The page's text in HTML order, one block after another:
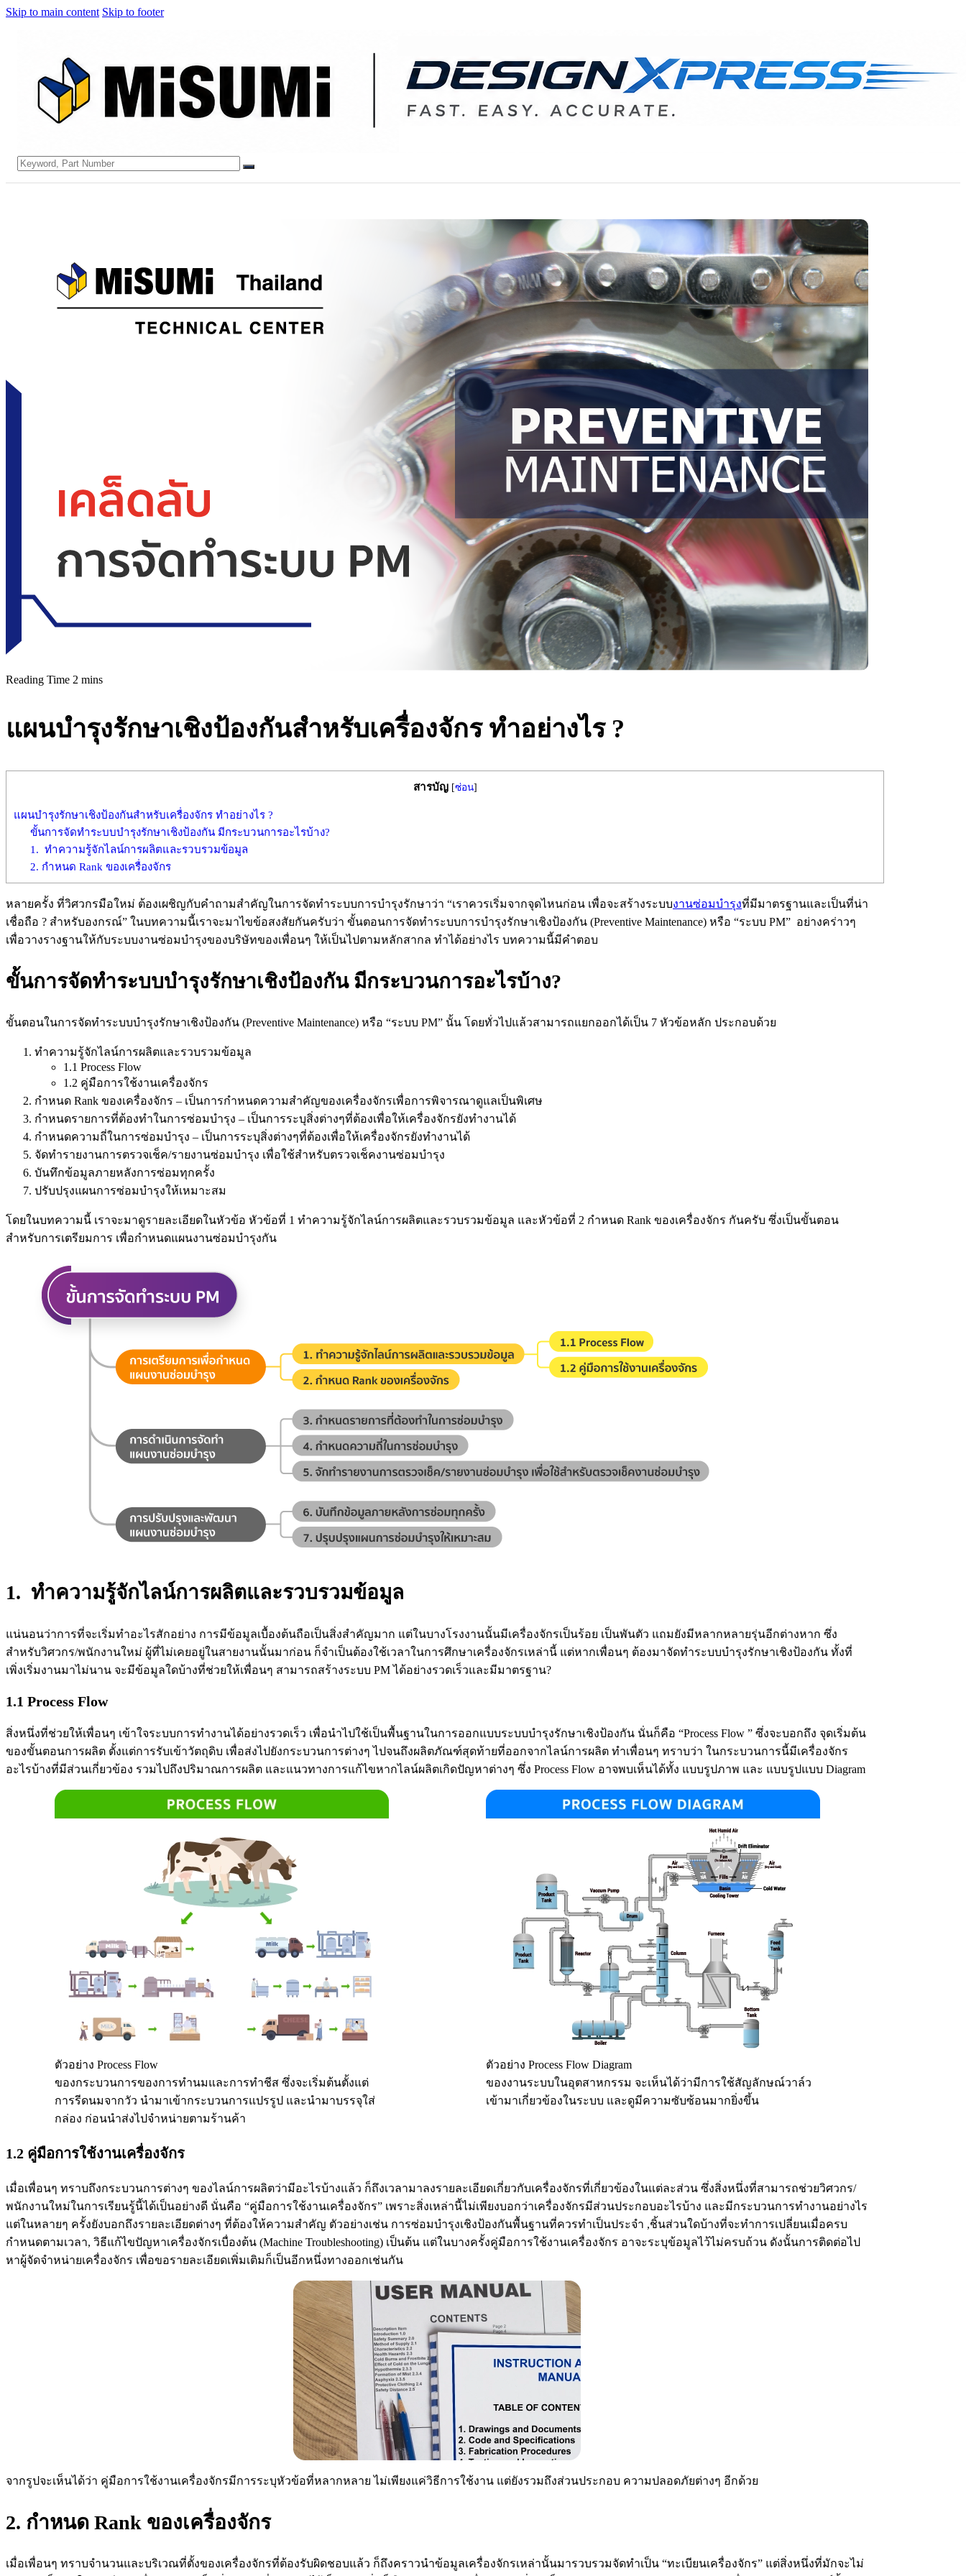
Skip to main content Skip to footer
Search
แผนบำรุงรักษาเชิงป้องกันสำหรับเครื่องจักร ทำอย่างไร ?
สารบัญ [ซ่อน]
แผนบำรุงรักษาเชิงป้องกันสำหรับเครื่องจักร ทำอย่างไร ?
ขั้นการจัดทำระบบบำรุงรักษาเชิงป้องกัน มีกระบวนการอะไรบ้าง?
1. ทำความรู้จักไลน์การผลิตและรวบรวมข้อมูล
2. กำหนด Rank ของเครื่องจักร
หลายครั้ง ที่วิศวกรมือใหม่ ต้องเผชิญกับคำถามสำคัญในการจัดทำระบบการบำรุงรักษาว่า “เราควรเริ่มจากจุดไหนก่อน เพื่อจะสร้างระบบงานซ่อมบำรุงที่มีมาตรฐานและเป็นที่น่า
เชื่อถือ ? สำหรับองกรณ์” ในบทความนี้เราจะมาไขข้อสงสัยกันครับว่า ขั้นตอนการจัดทำระบบการบำรุงรักษาเชิงป้องกัน (Preventive Maintenance) หรือ “ระบบ PM” อย่างคร่าวๆ
เพื่อวางรางฐานให้กับระบบงานซ่อมบำรุงของบริษัทของเพื่อนๆ ให้เป็นไปตามหลักสากล ทำได้อย่างไร บทความนี้มีคำตอบ
ขั้นการจัดทำระบบบำรุงรักษาเชิงป้องกัน มีกระบวนการอะไรบ้าง?
ขั้นตอนในการจัดทำระบบบำรุงรักษาเชิงป้องกัน (Preventive Maintenance) หรือ “ระบบ PM” นั้น โดยทั่วไปแล้วสามารถแยกออกได้เป็น 7 หัวข้อหลัก ประกอบด้วย
ทำความรู้จักไลน์การผลิตและรวบรวมข้อมูล
1.1 Process Flow
1.2 คู่มือการใช้งานเครื่องจักร
กำหนด Rank ของเครื่องจักร – เป็นการกำหนดความสำคัญของเครื่องจักรเพื่อการพิจารณาดูแลเป็นพิเศษ
กำหนดรายการที่ต้องทำในการซ่อมบำรุง – เป็นการระบุสิ่งต่างๆที่ต้องเพื่อให้เครื่องจักรยังทำงานได้
กำหนดความถี่ในการซ่อมบำรุง – เป็นการระบุสิ่งต่างๆที่ต้องเพื่อให้เครื่องจักรยังทำงานได้
จัดทำรายงานการตรวจเช็ค/รายงานซ่อมบำรุง เพื่อใช้สำหรับตรวจเช็คงานซ่อมบำรุง
บันทึกข้อมูลภายหลังการซ่อมทุกครั้ง
ปรับปรุงแผนการซ่อมบำรุงให้เหมาะสม
โดยในบทความนี้ เราจะมาดูรายละเอียดในหัวข้อ หัวข้อที่ 1 ทำความรู้จักไลน์การผลิตและรวบรวมข้อมูล และหัวข้อที่ 2 กำหนด Rank ของเครื่องจักร กันครับ ซึ่งเป็นขั้นตอน
สำหรับการเตรียมการ เพื่อกำหนดแผนงานซ่อมบำรุงกัน
1. ทำความรู้จักไลน์การผลิตและรวบรวมข้อมูล
แน่นอนว่าการที่จะเริ่มทำอะไรสักอย่าง การมีข้อมูลเบื้องต้นถือเป็นสิ่งสำคัญมาก แต่ในบางโรงงานนั้นมีเครื่องจักรเป็นร้อย เป็นพันตัว แถมยังมีหลากหลายรุ่นอีกต่างหาก ซึ่ง
สำหรับวิศวกร/พนักงานใหม่ ผู้ที่ไม่เคยอยู่ในสายงานนั้นมาก่อน ก็จำเป็นต้องใช้เวลาในการศึกษาเครื่องจักรเหล่านี้ แต่หากเพื่อนๆ ต้องมาจัดทำระบบบำรุงรักษาเชิงป้องกัน ทั้งที่
เพิ่งเริ่มงานมาไม่นาน จะมีข้อมูลใดบ้างที่ช่วยให้เพื่อนๆ สามารถสร้างระบบ PM ได้อย่างรวดเร็วและมีมาตรฐาน?
1.1 Process Flow
สิ่งหนึ่งที่ช่วยให้เพื่อนๆ เข้าใจระบบการทำงานได้อย่างรวดเร็ว เพื่อนำไปใช้เป็นพื้นฐานในการออกแบบระบบบำรุงรักษาเชิงป้องกัน นั่นก็คือ “Process Flow ” ซึ่งจะบอกถึง จุดเริ่มต้น
ของขั้นตอนการผลิต ตั้งแต่การรับเข้าวัตถุดิบ เพื่อส่งไปยังกระบวนการต่างๆ ไปจนถึงผลิตภัณฑ์สุดท้ายที่ออกจากไลน์การผลิต ทำเพื่อนๆ ทราบว่า ในกระบวนการนี้มีเครื่องจักร
อะไรบ้างที่มีส่วนเกี่ยวข้อง รวมไปถึงปริมาณการผลิต และแนวทางการแก้ไขหากไลน์ผลิตเกิดปัญหาต่างๆ ซึ่ง Process Flow อาจพบเห็นได้ทั้ง แบบรูปภาพ และ แบบรูปแบบ Diagram
ตัวอย่าง Process Flow
ของกระบวนการของการทำนมและการทำชีส ซึ่งจะเริ่มต้นตั้งแต่
การรีดนมจากวัว นำมาเข้ากระบวนการแปรรูป และนำมาบรรจุใส่
กล่อง ก่อนนำส่งไปจำหน่ายตามร้านค้า
ตัวอย่าง Process Flow Diagram
ของงานระบบในอุตสาหกรรม จะเห็นได้ว่ามีการใช้สัญลักษณ์วาล์ว
เข้ามาเกี่ยวข้องในระบบ และดูมีความซับซ้อนมากยิ่งขึ้น
1.2 คู่มือการใช้งานเครื่องจักร
เมื่อเพื่อนๆ ทราบถึงกระบวนการต่างๆ ของไลน์การผลิตว่ามีอะไรบ้างแล้ว ก็ถึงเวลามาลงรายละเอียดเกี่ยวกับเครื่องจักรที่เกี่ยวข้องในแต่ละส่วน ซึ่งสิ่งหนึ่งที่สามารถช่วยวิศวกร/
พนักงานใหม่ในการเรียนรู้นี้ได้เป็นอย่างดี นั่นคือ “คู่มือการใช้งานเครื่องจักร” เพราะสิ่งเหล่านี้ไม่เพียงบอกว่าเครื่องจักรมีส่วนประกอบอะไรบ้าง และมีกระบวนการทำงานอย่างไร
แต่ในหลายๆ ครั้งยังบอกถึงรายละเอียดต่างๆ ที่ต้องให้ความสำคัญ ตัวอย่างเช่น การซ่อมบำรุงเชิงป้องกันพื้นฐานที่ควรทำเป็นประจำ ,ชิ้นส่วนใดบ้างที่จะทำการเปลี่ยนเมื่อครบ
กำหนดตามเวลา, วิธีแก้ไขปัญหาเครื่องจักรเบื่องต้น (Machine Troubleshooting) เป็นต้น แต่ในบางครั้งคู่มือการใช้งานเครื่องจักร อาจะระบุข้อมูลไว้ไม่ครบถ้วน ดังนั้นการติดต่อไป
หาผู้จัดจำหน่ายเครื่องจักร เพื่อขอรายละเอียดเพิ่มเติมก็เป็นอีกหนึ่งทางออกเช่นกัน
จากรูปจะเห็นได้ว่า คู่มือการใช้งานเครื่องจักรมีการระบุหัวข้อที่หลากหลาย ไม่เพียงแค่วิธีการใช้งาน แต่ยังรวมถึงส่วนประกอบ ความปลอดภัยต่างๆ อีกด้วย
2. กำหนด Rank ของเครื่องจักร
เมื่อเพื่อนๆ ทราบจำนวนและบริเวณที่ตั้งของเครื่องจักรที่ต้องรับผิดชอบแล้ว ก็ถึงคราวนำข้อมูลเครื่องจักรเหล่านั้นมารวบรวมจัดทำเป็น “ทะเบียนเครื่องจักร” แต่สิ่งหนึ่งที่มักจะไม่